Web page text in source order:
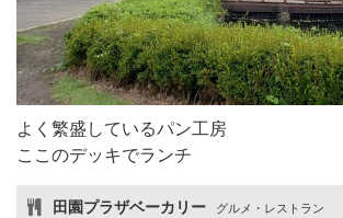
よく繁盛しているパン工房
ここのデッキでランチ
田園プラザベーカリー グルメ・レストラン